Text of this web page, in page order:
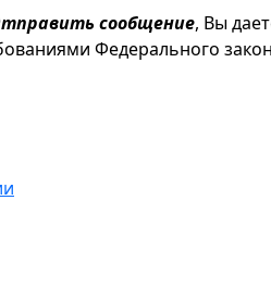
сообщение, Вы
Федерального